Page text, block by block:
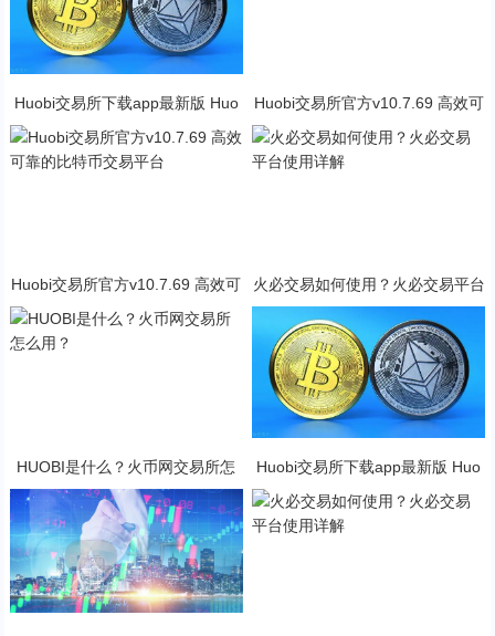
Huobi交易所下载app最新版 Huo
Huobi交易所官方v10.7.69 高效可
Huobi交易所官方v10.7.69 高效可
火必交易如何使用？火必交易平台
使用详解
HUOBI是什么？火币网交易所怎
么用？
Huobi交易所下载app最新版 Huo